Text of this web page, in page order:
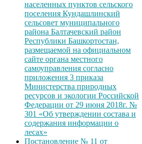
населенных пунктов сельского
поселения Кундашлинский
сельсовет муниципального
района Балтачевский район
Республики Башкортостан,
размещаемой на официальном
сайте органа местного
самоуправления согласно
приложения 3 приказа
Министерства природных
ресурсов и экологии Российской
Федерации от 29 июня 2018г. №
301 «Об утверждении состава и
содержания информации о
лесах»
Постановление № 11 от